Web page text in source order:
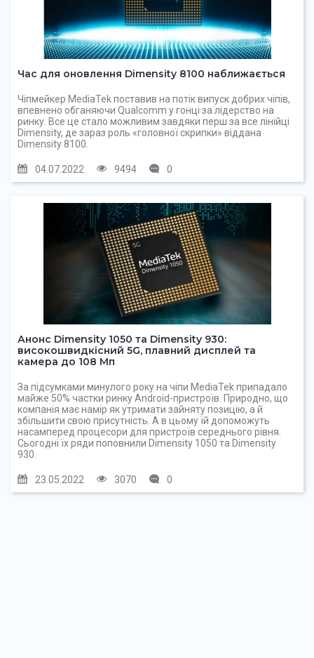
Час для оновлення Dimensity 8100 наближається
Чіпмейкер MediaTek поставив на потік випуск добрих чіпів,
впевнено обганяючи Qualcomm у гонці за лідерство на
ринку. Все це стало можливим завдяки перш за все лінійці
Dimensity, де зараз роль «головної скрипки» віддана
Dimensity 8100.
04.07.2022 9494 0
Анонс Dimensity 1050 та Dimensity 930:
високошвидкісний 5G, плавний дисплей та
камера до 108 Мп
За підсумками минулого року на чіпи MediaTek припадало
майже 50% частки ринку Android-пристроїв. Природно, що
компанія має намір як утримати зайняту позицію, а й
збільшити свою присутність. А в цьому їй допоможуть
насамперед процесори для пристроїв середнього рівня.
Сьогодні їх ряди поповнили Dimensity 1050 та Dimensity
930.
23.05.2022 3070 0